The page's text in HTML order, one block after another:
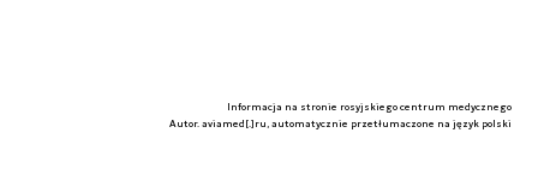
Informacja na stronie rosyjskiego centrum medycznego
Autor. aviamed[.]ru, automatycznie przetłumaczone na język polski